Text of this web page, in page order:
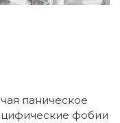
паническое
фобии